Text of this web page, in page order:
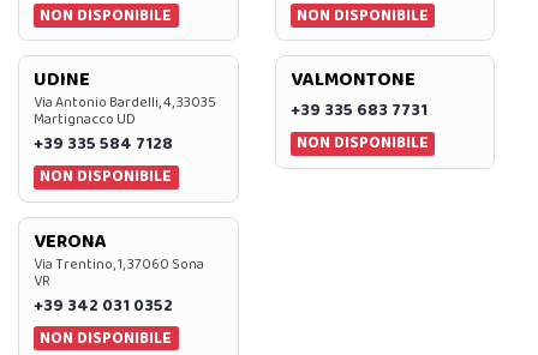
NON DISPONIBILE
NON DISPONIBILE
UDINE
Via Antonio Bardelli, 4, 33035
Martignacco UD
+39 335 584 7128
NON DISPONIBILE
VALMONTONE
+39 335 683 7731
NON DISPONIBILE
VERONA
Via Trentino, 1, 37060 Sona
VR
+39 342 031 0352
NON DISPONIBILE